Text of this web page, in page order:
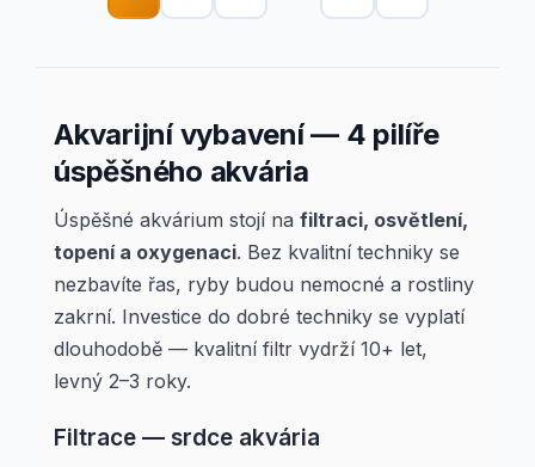
Akvarijní vybavení — 4 pilíře
úspěšného akvária
Úspěšné akvárium stojí na filtraci, osvětlení,
topení a oxygenaci. Bez kvalitní techniky se
nezbavíte řas, ryby budou nemocné a rostliny
zakrní. Investice do dobré techniky se vyplatí
dlouhodobě — kvalitní filtr vydrží 10+ let,
levný 2–3 roky.
Filtrace — srdce akvária